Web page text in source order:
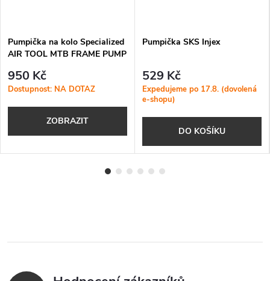
Pumpička na kolo Specialized
AIR TOOL MTB FRAME PUMP
950 Kč
Dostupnost: NA DOTAZ
ZOBRAZIT
Pumpička SKS Injex
529 Kč
Expedujeme po 17.8. (dovolená
e-shopu)
DO KOŠÍKU